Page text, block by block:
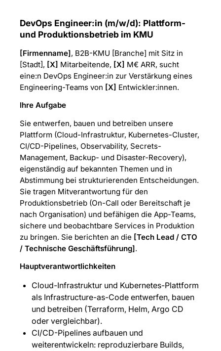
DevOps Engineer:in (m/w/d): Plattform-
und Produktionsbetrieb im KMU
[Firmenname], B2B-KMU [Branche] mit Sitz in
[Stadt], [X] Mitarbeitende, [X] M€ ARR, sucht
eine:n DevOps Engineer:in zur Verstärkung eines
Engineering-Teams von [X] Entwickler:innen.
Ihre Aufgabe
Sie entwerfen, bauen und betreiben unsere
Plattform (Cloud-Infrastruktur, Kubernetes-Cluster,
CI/CD-Pipelines, Observability, Secrets-
Management, Backup- und Disaster-Recovery),
eigenständig auf bekannten Themen und in
Abstimmung bei strukturierenden Entscheidungen.
Sie tragen Mitverantwortung für den
Produktionsbetrieb (On-Call oder Bereitschaft je
nach Organisation) und befähigen die App-Teams,
sichere und beobachtbare Services in Produktion
zu bringen. Sie berichten an die [Tech Lead / CTO
/ Technische Geschäftsführung].
Hauptverantwortlichkeiten
Cloud-Infrastruktur und Kubernetes-Plattform
als Infrastructure-as-Code entwerfen, bauen
und betreiben (Terraform, Helm, Argo CD
oder vergleichbar).
CI/CD-Pipelines aufbauen und
weiterentwickeln: reproduzierbare Builds,